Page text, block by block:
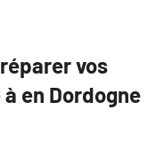
vos
en Dordogne